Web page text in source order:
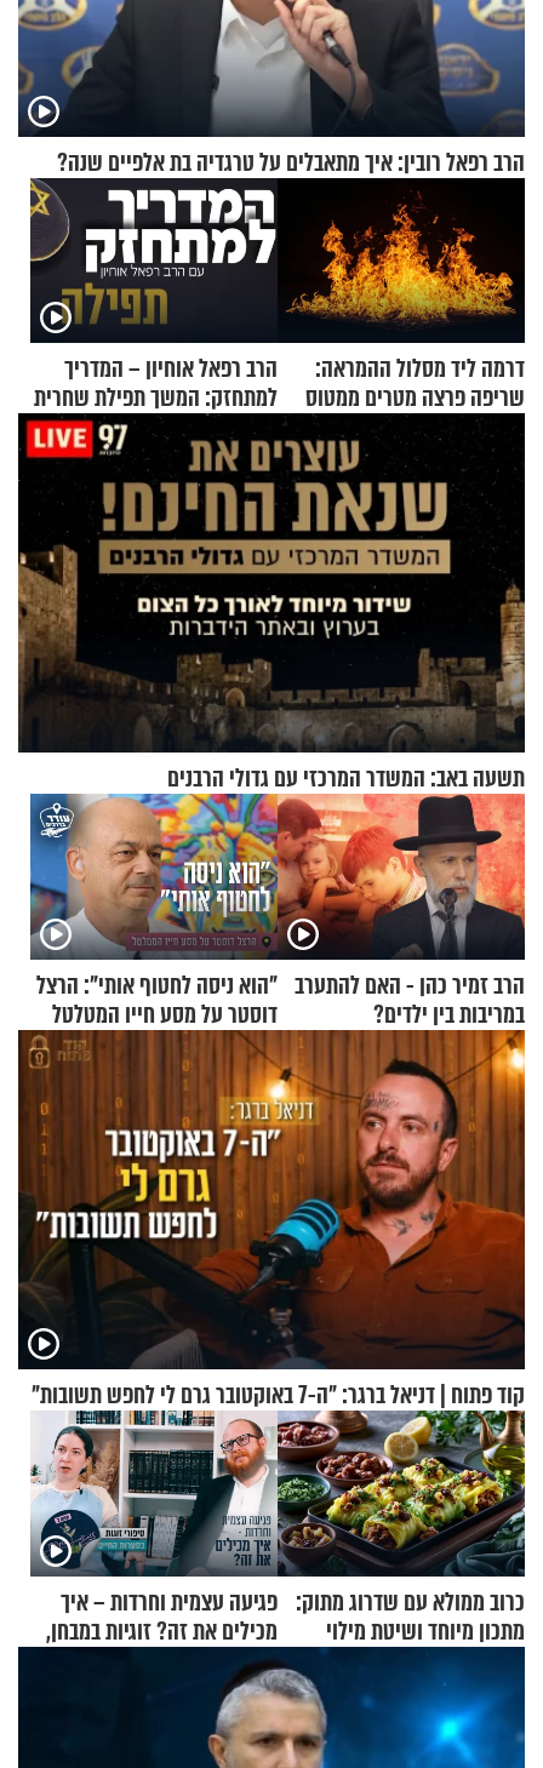
הרב רפאל רובין: איך מתאבלים על טרגדיה בת אלפיים שנה?
דרמה ליד מסלול ההמראה:
שריפה פרצה מטרים ממטוס
מלא בנוסעים
הרב רפאל אוחיון – המדריך
למתחזק: המשך תפילת שחרית
מאשרי ועד עלינו
תשעה באב: המשדר המרכזי עם גדולי הרבנים
הרב זמיר כהן - האם להתערב
במריבות בין ילדים?
"הוא ניסה לחטוף אותי": הרצל
דוסטר על מסע חייו המטלטל
קוד פתוח | דניאל ברגר: "ה-7 באוקטובר גרם לי לחפש תשובות"
כרוב ממולא עם שדרוג מתוק:
מתכון מיוחד ושיטת מילוי
שאתם חייבים לנסות
פגיעה עצמית וחרדות – איך
מכילים את זה? זוגיות במבחן,
הפעם עם יהודית ואלתר כהן